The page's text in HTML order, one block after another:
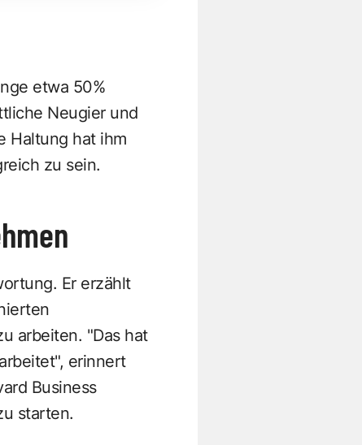
etwa 50%
Neugier und
Haltung hat ihm
zu sein.
Er erzählt
arbeiten. "Das hat
erinnert
Business
starten.